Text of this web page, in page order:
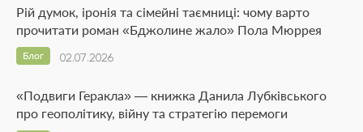
Рій думок, іронія та сімейні таємниці: чому варто
прочитати роман «Бджолине жало» Пола Мюррея
02.07.2026
Блог
«Подвиги Геракла» — книжка Данила Лубківського
про геополітику, війну та стратегію перемоги